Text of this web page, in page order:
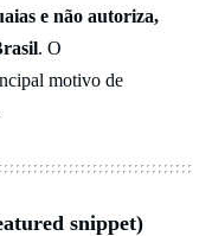
e não autoriza,
. O
motivo de
snippet)